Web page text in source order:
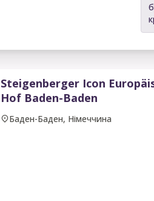
Steigenberger Icon
Hof Baden-Baden
Баден-Баден, Німеччина